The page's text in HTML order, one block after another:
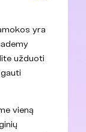
yra
užduoti
vieną